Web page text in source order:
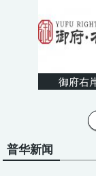
御府右
普华新闻